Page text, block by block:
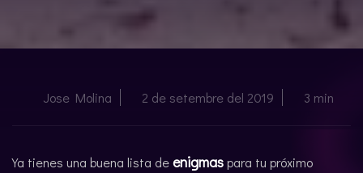
LA LLEGENDA DEL SAMURAI
ENGLISH
Jose Molina 2 de setembre del 2019 3 min
Ya tienes una buena lista deenigmaspara tu próximo